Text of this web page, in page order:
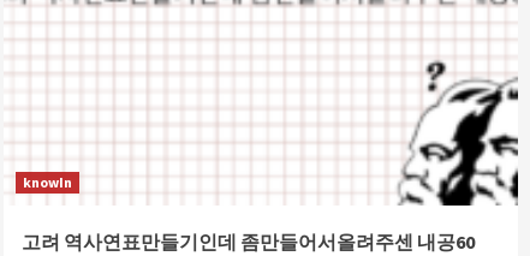
knowIn
고려 역사연표만들기인데 좀만들어서올려주센 내공60